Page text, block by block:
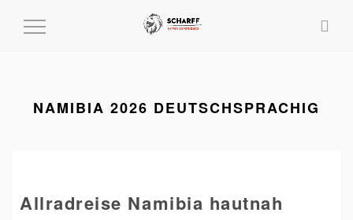
MENÜ
NAMIBIA 2026 DEUTSCHSPRACHIG
Allradreise Namibia hautnah